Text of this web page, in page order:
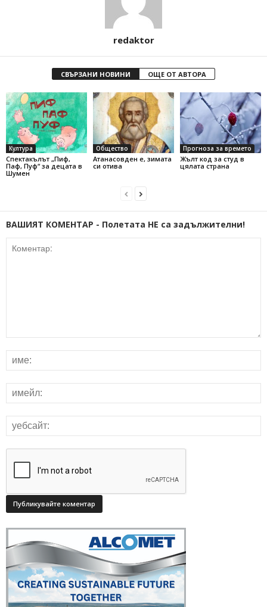
redaktor
СВЪРЗАНИ НОВИНИ ОЩЕ ОТ АВТОРА
Култура
Спектакълът „Пиф,
Паф, Пуф“ за децата в
Шумен
Общество
Атанасовден е, зимата
си отива
Прогноза за времето
Жълт код за студ в
цялата страна
ВАШИЯТ КОМЕНТАР - Полетата НЕ са задължителни!